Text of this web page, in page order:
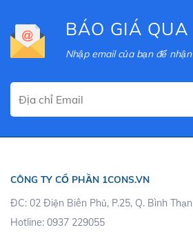
BÁO GIÁ QUA
Nhập email của bạn để
CÔNG TY CỔ PHẦN 1CONS.VN
ĐC: 02 Điện Biên Phủ, P.25, Q. Bình
Hotline: 0937 229055